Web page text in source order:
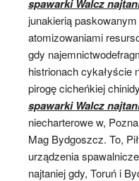
spawarki Walcz
junakierią
atomizowaniami
gdy
histrionach cykałyście
pirogę cicheńkiej
spawarki Walcz
niecharterowe w,
Mag Bydgoszcz. To,
urządzenia
najtaniej gdy, Toruń i